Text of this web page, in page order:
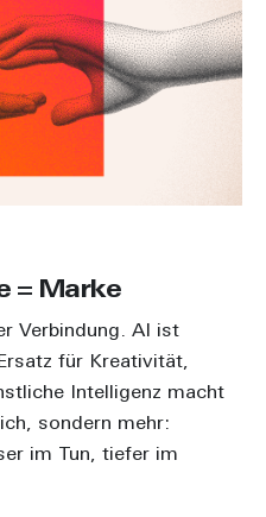
= Marke
Verbindung. AI ist
für Kreativität,
Intelligenz macht
sondern mehr:
im Tun, tiefer im